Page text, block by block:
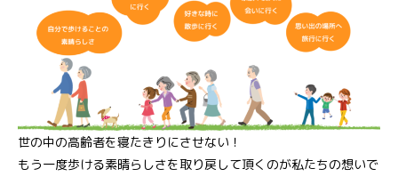
世の中の高齢者を寝たきりにさせない！
もう一度歩ける素晴らしさを取り戻して頂くのが私たちの想いで